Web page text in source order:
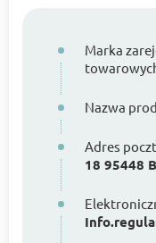
Marka
Nazwa
Adres
18 95448